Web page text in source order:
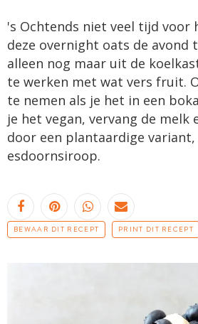
's Ochtends niet veel tijd voor
deze overnight oats de avond
alleen nog maar uit de
te werken met wat vers fruit.
te nemen als je het in een
je het vegan, vervang de melk
door een plantaardige
esdoornsiroop.
BEWAAR DIT RECEPT PRINT DIT RECEPT